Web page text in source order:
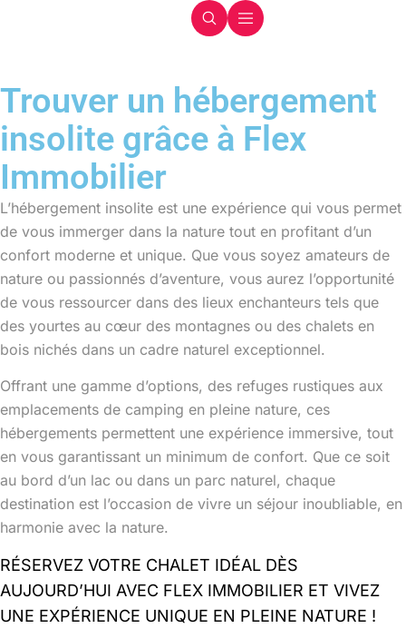
Trouver un hébergement
insolite grâce à Flex
Immobilier
L’hébergement insolite est une expérience qui vous permet
de vous immerger dans la nature tout en profitant d’un
confort moderne et unique. Que vous soyez amateurs de
nature ou passionnés d’aventure, vous aurez l’opportunité
de vous ressourcer dans des lieux enchanteurs tels que
des yourtes au cœur des montagnes ou des chalets en
bois nichés dans un cadre naturel exceptionnel.
Offrant une gamme d’options, des refuges rustiques aux
emplacements de camping en pleine nature, ces
hébergements permettent une expérience immersive, tout
en vous garantissant un minimum de confort. Que ce soit
au bord d’un lac ou dans un parc naturel, chaque
destination est l’occasion de vivre un séjour inoubliable, en
harmonie avec la nature.
RÉSERVEZ VOTRE CHALET IDÉAL DÈS
AUJOURD’HUI AVEC FLEX IMMOBILIER ET VIVEZ
UNE EXPÉRIENCE UNIQUE EN PLEINE NATURE !